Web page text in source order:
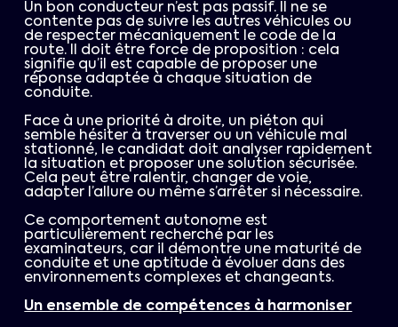
Un bon conducteur n’est pas passif. Il ne se
contente pas de suivre les autres véhicules ou
de respecter mécaniquement le code de la
route. Il doit être force de proposition : cela
signifie qu’il est capable de proposer une
réponse adaptée à chaque situation de
conduite.
Face à une priorité à droite, un piéton qui
semble hésiter à traverser ou un véhicule mal
stationné, le candidat doit analyser rapidement
la situation et proposer une solution sécurisée.
Cela peut être ralentir, changer de voie,
adapter l’allure ou même s’arrêter si nécessaire.
Ce comportement autonome est
particulièrement recherché par les
examinateurs, car il démontre une maturité de
conduite et une aptitude à évoluer dans des
environnements complexes et changeants.
Un ensemble de compétences à harmoniser